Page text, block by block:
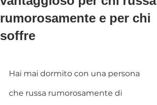
rumorosamente e per chi
soffre
Hai mai dormito con una persona
che russa rumorosamente di